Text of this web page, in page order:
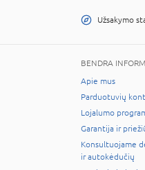
Užsakymo
BENDRA
Apie mus
Parduotuvių
Lojalumo
Garantija ir
Konsultuojame
ir autokėdučių